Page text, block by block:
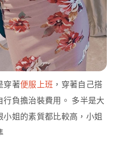
穿著便服上班 ，穿著自己搭
行負擔治裝費用。 多半是大
姐的素質都比較高，小姐